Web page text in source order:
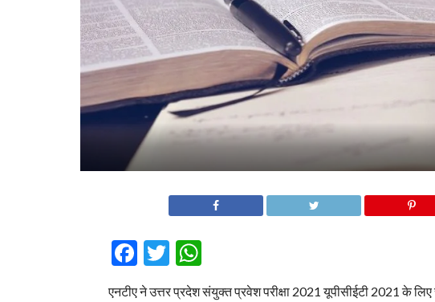
Facebook
Twitter
WhatsApp
एनटीए ने उत्तर प्रदेश संयुक्त प्रवेश परीक्षा 2021 यूपीसीईटी 2021 के